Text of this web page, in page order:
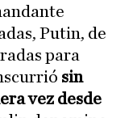
Putin, de
para
sin
vez desde